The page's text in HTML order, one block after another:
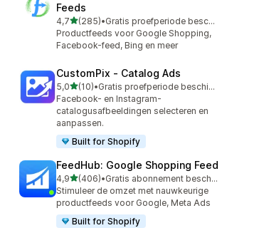
Feeds
4,7van 5 sterren
(285)
285 recensies in totaal
•
Gratis proefperiode beschikbaar
Productfeeds voor Google Shopping,
Facebook-feed, Bing en meer
CustomPix ‑ Catalog Ads
5,0van 5 sterren
(10)
10 recensies in totaal
•
Gratis proefperiode beschikbaar
Facebook- en Instagram-
catalogusafbeeldingen selecteren en
aanpassen.
Built for Shopify
FeedHub: Google Shopping Feed
4,9van 5 sterren
(406)
406 recensies in totaal
•
Gratis abonnement beschikbaar
Stimuleer de omzet met nauwkeurige
productfeeds voor Google, Meta Ads
Built for Shopify